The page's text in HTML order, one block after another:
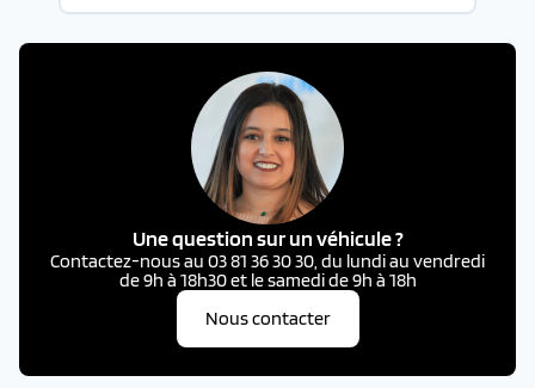
Une question sur un véhicule ?
Contactez-nous au 03 81 36 30 30, du lundi au vendredi
de 9h à 18h30 et le samedi de 9h à 18h
Nous contacter